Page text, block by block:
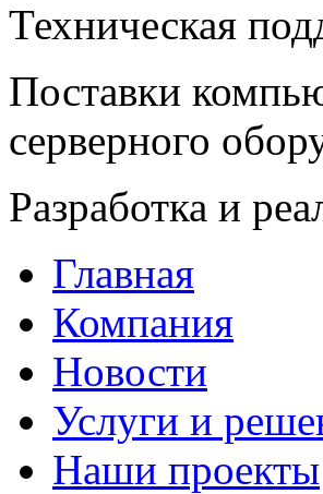
Техническая
Поставки
серверного
Разработка и
Главная
Компания
Новости
Услуги и
Наши проекты